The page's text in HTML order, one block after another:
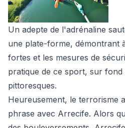
Un adepte de l'adrénaline
une plate-forme, démontrant
fortes et les mesures de
pratique de ce sport, sur fond
pittoresques.
Heureusement, le terrorisme
phrase avec Arrecife. Alors